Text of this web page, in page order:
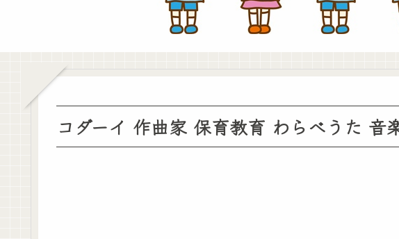
コダーイ 作曲家 保育教育 わらべうた 音